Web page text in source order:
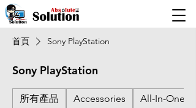
首頁 Sony PlayStation
Sony PlayStation
所有產品 Accessories All-In-One PC